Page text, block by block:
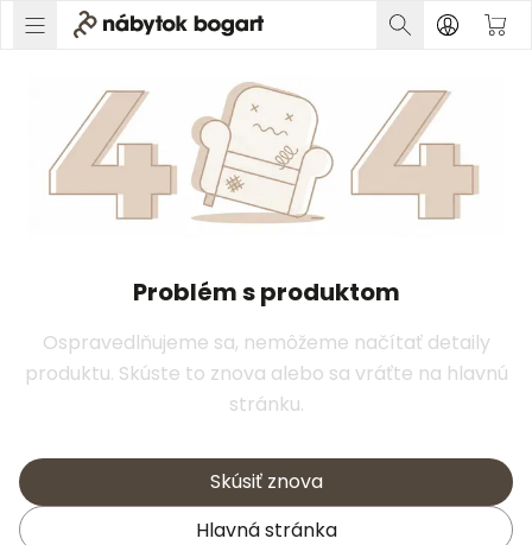
Problém s produktom
Ospravedlňujeme sa, nemôžeme načítať detaily
produktu. Skúste to znova alebo sa vráťte na hlavnú
stránku.
Skúsiť znova
Hlavná stránka